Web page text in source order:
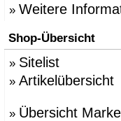
» Weitere
Shop-Übersicht
» Sitelist
» Artikelübersicht
» Übersicht